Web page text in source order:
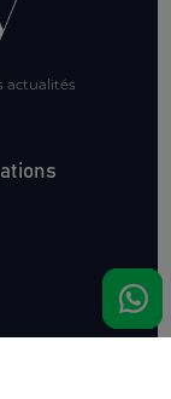
actualités